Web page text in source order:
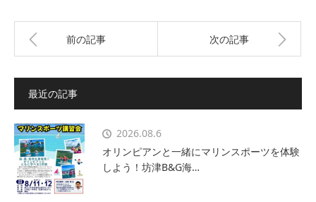
前の記事 次の記事
最近の記事
2026.08.6
オリンピアンと一緒にマリンスポーツを体験
しよう！坊津B&G海…